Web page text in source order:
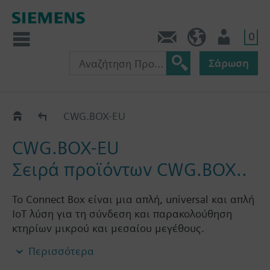
0
Σάρωση
CWG.BOX..CWG.BOX-EU
CWG.BOX-EU
Σειρά προϊόντων CWG.BOX..
Το Connect Box είναι μια απλή, universal και απλή
ΙοΤ λύση για τη σύνδεση και παρακολούθηση
κτηρίων μικρού και μεσαίου μεγέθους.
χάρη στην plug & play εγκατάσταση, την έυκολη
Περισσότερα